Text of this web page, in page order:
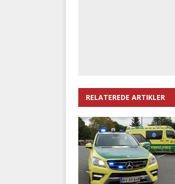
RELATEREDE ARTIKLER